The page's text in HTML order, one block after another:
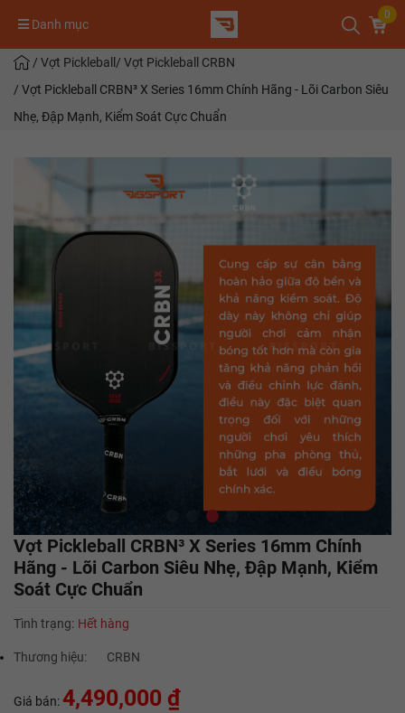
Danh mục
0
/ Vợt Pickleball / Vợt Pickleball CRBN
/ Vợt Pickleball CRBN³ X Series 16mm Chính Hãng - Lõi Carbon Siêu
Nhẹ, Đập Mạnh, Kiểm Soát Cực Chuẩn
Vợt Pickleball CRBN³ X Series 16mm Chính
Hãng - Lõi Carbon Siêu Nhẹ, Đập Mạnh, Kiểm
Soát Cực Chuẩn
Tình trạng: Hết hàng
Thương hiệu: CRBN
Giá bán:4,490,000 ₫